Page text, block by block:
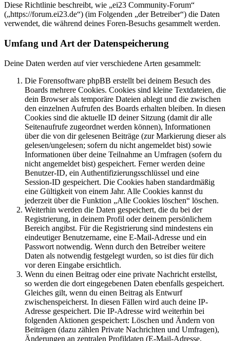
Diese Richtlinie beschreibt, wie „ei23 Community-Forum“
(„https://forum.ei23.de“) (im Folgenden „der Betreiber“) die Daten
verwendet, die während deines Foren-Besuchs gesammelt werden.
Umfang und Art der Datenspeicherung
Deine Daten werden auf vier verschiedene Arten gesammelt:
Die Forensoftware phpBB erstellt bei deinem Besuch des
Boards mehrere Cookies. Cookies sind kleine Textdateien, die
dein Browser als temporäre Dateien ablegt und die zwischen
den einzelnen Aufrufen des Boards erhalten bleiben. In diesen
Cookies sind die aktuelle ID deiner Sitzung (damit dir alle
Seitenaufrufe zugeordnet werden können), Informationen
über die von dir gelesenen Beiträge (zur Markierung dieser als
gelesen/ungelesen; sofern du nicht angemeldet bist) sowie
Informationen über deine Teilnahme an Umfragen (sofern du
nicht angemeldet bist) gespeichert. Ferner werden deine
Benutzer-ID, ein Authentifizierungsschlüssel und eine
Session-ID gespeichert. Die Cookies haben standardmäßig
eine Gültigkeit von einem Jahr. Alle Cookies kannst du
jederzeit über die Funktion „Alle Cookies löschen“ löschen.
Weiterhin werden die Daten gespeichert, die du bei der
Registrierung, in deinem Profil oder deinem persönlichem
Bereich angibst. Für die Registrierung sind mindestens ein
eindeutiger Benutzername, eine E-Mail-Adresse und ein
Passwort notwendig. Wenn durch den Betreiber weitere
Daten als notwendig festgelegt wurden, so ist dies für dich
vor deren Eingabe ersichtlich.
Wenn du einen Beitrag oder eine private Nachricht erstellst,
so werden die dort eingegebenen Daten ebenfalls gespeichert.
Gleiches gilt, wenn du einen Beitrag als Entwurf
zwischenspeicherst. In diesen Fällen wird auch deine IP-
Adresse gespeichert. Die IP-Adresse wird weiterhin bei
folgenden Aktionen gespeichert: Löschen und Ändern von
Beiträgen (dazu zählen Private Nachrichten und Umfragen),
Änderungen an zentralen Profildaten (E-Mail-Adresse,